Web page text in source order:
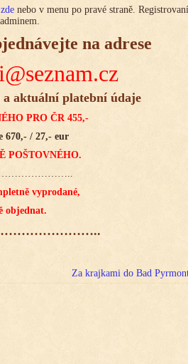
nebo v menu po pravé straně. Registrovaní
na adrese
aktuální platební údaje
PRO ČR 455,-
670,- / 27,- eur
POŠTOVNÉHO.
vyprodané,
objednat.
Za krajkami do Bad